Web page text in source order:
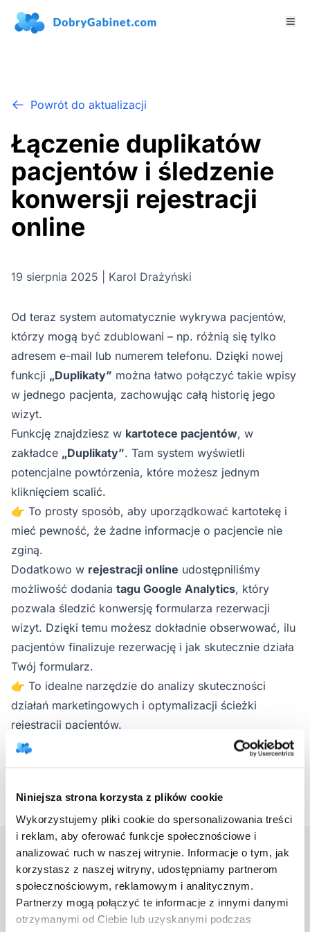
Niniejsza strona korzysta z plików cookie
Wykorzystujemy pliki cookie do spersonalizowania treści
i reklam, aby oferować funkcje społecznościowe i
analizować ruch w naszej witrynie. Informacje o tym, jak
korzystasz z naszej witryny, udostępniamy partnerom
społecznościowym, reklamowym i analitycznym.
Partnerzy mogą połączyć te informacje z innymi danymi
otrzymanymi od Ciebie lub uzyskanymi podczas
Powrót do aktualizacji
Łączenie duplikatów
pacjentów i śledzenie
konwersji rejestracji
online
19 sierpnia 2025 | Karol Drażyński
Od teraz system automatycznie wykrywa pacjentów,
którzy mogą być zdublowani – np. różnią się tylko
adresem e-mail lub numerem telefonu. Dzięki nowej
funkcji „Duplikaty” można łatwo połączyć takie wpisy
w jednego pacjenta, zachowując całą historię jego
wizyt.
Funkcję znajdziesz w kartotece pacjentów, w
zakładce „Duplikaty”. Tam system wyświetli
potencjalne powtórzenia, które możesz jednym
kliknięciem scalić.
👉 To prosty sposób, aby uporządkować kartotekę i
mieć pewność, że żadne informacje o pacjencie nie
zginą.
Dodatkowo w rejestracji online udostępniliśmy
możliwość dodania tagu Google Analytics, który
pozwala śledzić konwersję formularza rezerwacji
wizyt. Dzięki temu możesz dokładnie obserwować, ilu
pacjentów finalizuje rezerwację i jak skutecznie działa
Twój formularz.
👉 To idealne narzędzie do analizy skuteczności
działań marketingowych i optymalizacji ścieżki
rejestracji pacjentów.
DobryGabinet to program do gabinetu, który
pomaga psychoterapeutom, psychologom,